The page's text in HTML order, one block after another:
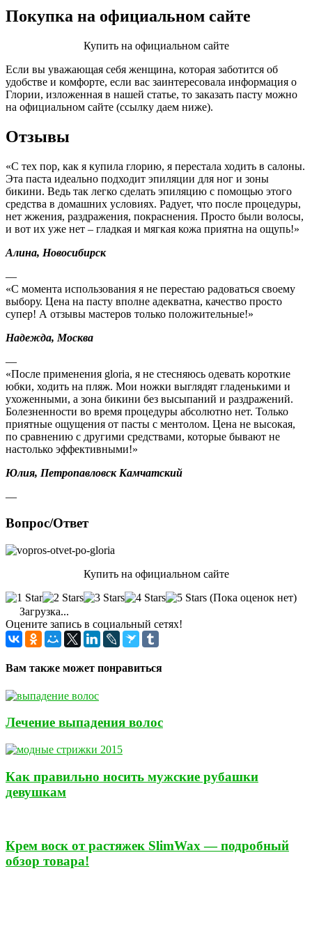
Покупка на официальном сайте
Купить на официальном сайте
Если вы уважающая себя женщина, которая заботится об
удобстве и комфорте, если вас заинтересовала информация о
Глории, изложенная в нашей статье, то заказать пасту можно
на официальном сайте (ссылку даем ниже).
Отзывы
«С тех пор, как я купила глорию, я перестала ходить в салоны.
Эта паста идеально подходит эпиляции для ног и зоны
бикини. Ведь так легко сделать эпиляцию с помощью этого
средства в домашних условиях. Радует, что после процедуры,
нет жжения, раздражения, покраснения. Просто были волосы,
и вот их уже нет – гладкая и мягкая кожа приятна на ощупь!»
Алина, Новосибирск
—
«С момента использования я не перестаю радоваться своему
выбору. Цена на пасту вполне адекватна, качество просто
супер! А отзывы мастеров только положительные!»
Надежда, Москва
—
«После применения gloria, я не стесняюсь одевать короткие
юбки, ходить на пляж. Мои ножки выглядят гладенькими и
ухоженными, а зона бикини без высыпаний и раздражений.
Болезненности во время процедуры абсолютно нет. Только
приятные ощущения от пасты с ментолом. Цена не высокая,
по сравнению с другими средствами, которые бывают не
настолько эффективными!»
Юлия, Петропавловск Камчатский
—
Вопрос/Ответ
Купить на официальном сайте
(Пока оценок нет)
Загрузка...
Оцените запись в социальный сетях!
Вам также может понравиться
Лечение выпадения волос
Как правильно носить мужские рубашки
девушкам
Крем воск от растяжек SlimWax — подробный
обзор товара!